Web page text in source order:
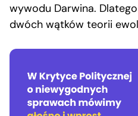
wywodu Darwina.
dwóch wątków teorii